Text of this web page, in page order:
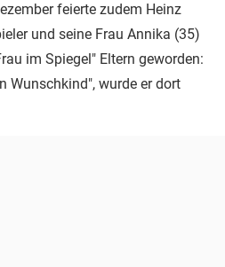
feierte zudem Heinz
und seine Frau Annika (35)
im Spiegel" Eltern geworden:
Wunschkind", wurde er dort